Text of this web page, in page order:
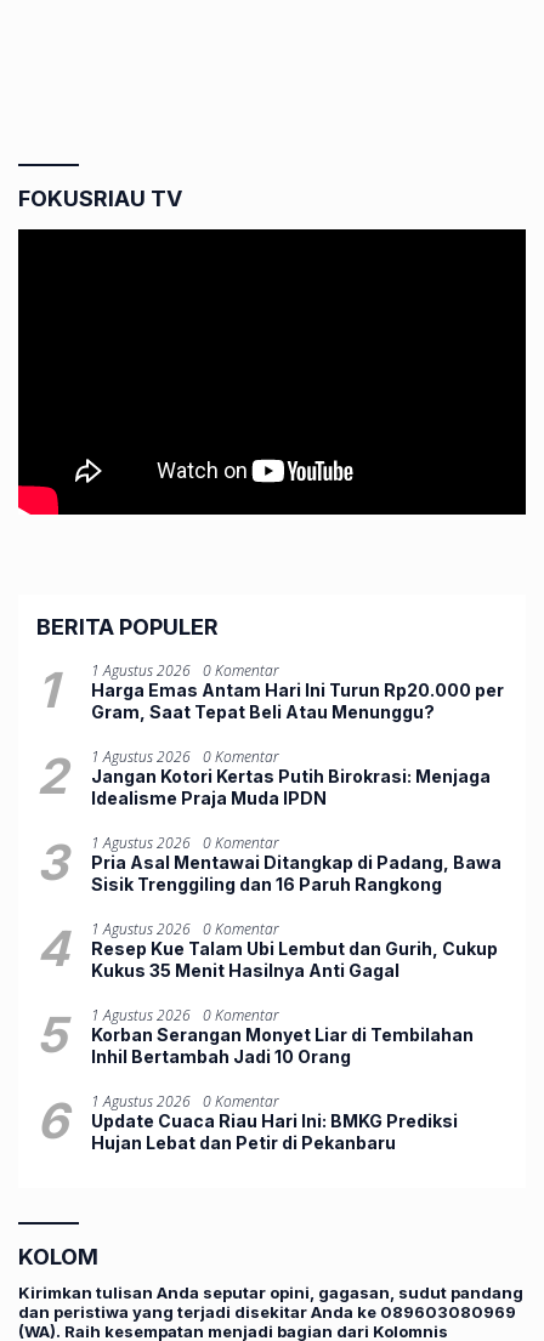
FOKUSRIAU TV
BERITA POPULER
1 1 Agustus 2026 0 Komentar
Harga Emas Antam Hari Ini Turun Rp20.000 per
Gram, Saat Tepat Beli Atau Menunggu?
2 1 Agustus 2026 0 Komentar
Jangan Kotori Kertas Putih Birokrasi: Menjaga
Idealisme Praja Muda IPDN
3 1 Agustus 2026 0 Komentar
Pria Asal Mentawai Ditangkap di Padang, Bawa
Sisik Trenggiling dan 16 Paruh Rangkong
4 1 Agustus 2026 0 Komentar
Resep Kue Talam Ubi Lembut dan Gurih, Cukup
Kukus 35 Menit Hasilnya Anti Gagal
5 1 Agustus 2026 0 Komentar
Korban Serangan Monyet Liar di Tembilahan
Inhil Bertambah Jadi 10 Orang
6 1 Agustus 2026 0 Komentar
Update Cuaca Riau Hari Ini: BMKG Prediksi
Hujan Lebat dan Petir di Pekanbaru
KOLOM
Kirimkan tulisan Anda seputar opini, gagasan, sudut pandang
dan peristiwa yang terjadi disekitar Anda ke 089603080969
(WA). Raih kesempatan menjadi bagian dari Kolomnis